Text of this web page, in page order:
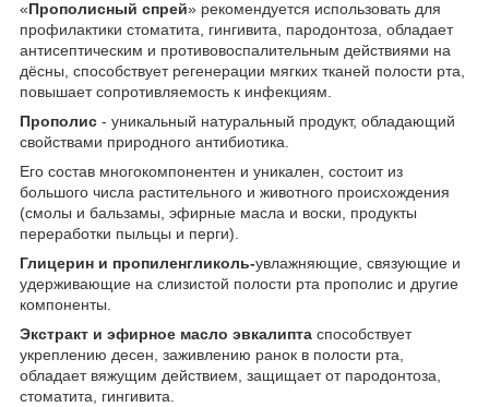
«Прополисный спрей» рекомендуется использовать для
профилактики стоматита, гингивита, пародонтоза, обладает
антисептическим и противовоспалительным действиями на
дёсны, способствует регенерации мягких тканей полости рта,
повышает сопротивляемость к инфекциям.
Прополис - уникальный натуральный продукт, обладающий
свойствами природного антибиотика.
Его состав многокомпонентен и уникален, состоит из
большого числа растительного и животного происхождения
(смолы и бальзамы, эфирные масла и воски, продукты
переработки пыльцы и перги).
Глицерин и пропиленгликоль-увлажняющие, связующие и
удерживающие на слизистой полости рта прополис и другие
компоненты.
Экстракт и эфирное масло эвкалипта способствует
укреплению десен, заживлению ранок в полости рта,
обладает вяжущим действием, защищает от пародонтоза,
стоматита, гингивита.